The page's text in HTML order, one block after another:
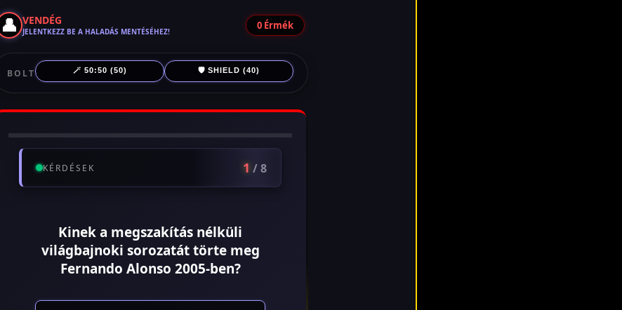
👤 VENDÉG
JELENTKEZZ BE A HALADÁS MENTÉSÉHEZ! 0 Érmék
BOLT 🪄 50:50 (50) 🛡️ SHIELD (40)
KÉRDÉSEK 1 / 8
Kinek a megszakítás nélküli
világbajnoki sorozatát törte meg
Fernando Alonso 2005-ben?